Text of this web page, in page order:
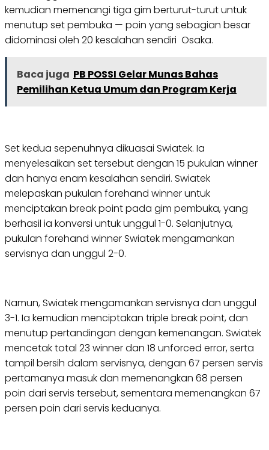
kemudian memenangi tiga gim berturut-turut untuk
menutup set pembuka — poin yang sebagian besar
didominasi oleh 20 kesalahan sendiri Osaka.
Baca juga PB POSSI Gelar Munas Bahas
Pemilihan Ketua Umum dan Program Kerja
Set kedua sepenuhnya dikuasai Swiatek. Ia
menyelesaikan set tersebut dengan 15 pukulan winner
dan hanya enam kesalahan sendiri. Swiatek
melepaskan pukulan forehand winner untuk
menciptakan break point pada gim pembuka, yang
berhasil ia konversi untuk unggul 1-0. Selanjutnya,
pukulan forehand winner Swiatek mengamankan
servisnya dan unggul 2-0.
Namun, Swiatek mengamankan servisnya dan unggul
3-1. Ia kemudian menciptakan triple break point, dan
menutup pertandingan dengan kemenangan. Swiatek
mencetak total 23 winner dan 18 unforced error, serta
tampil bersih dalam servisnya, dengan 67 persen servis
pertamanya masuk dan memenangkan 68 persen
poin dari servis tersebut, sementara memenangkan 67
persen poin dari servis keduanya.